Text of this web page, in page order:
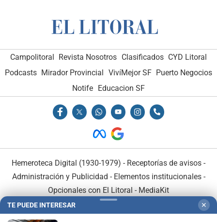
Campolitoral Revista Nosotros Clasificados CYD Litoral
Podcasts Mirador Provincial VivíMejor SF Puerto Negocios
Notife Educacion SF
Hemeroteca Digital (1930-1979) - Receptorías de avisos -
Administración y Publicidad - Elementos institucionales-
Opcionales con El Litoral - MediaKit
TE PUEDE INTERESAR ✕